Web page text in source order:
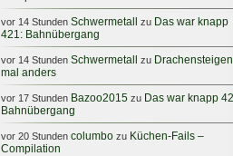
vor 14 Stunden Schwermetall zu Das war knapp
421: Bahnübergang
vor 14 Stunden Schwermetall zu Drachensteigen
mal anders
vor 17 Stunden Bazoo2015 zu Das war knapp
Bahnübergang
vor 20 Stunden columbo zu Küchen-Fails –
Compilation